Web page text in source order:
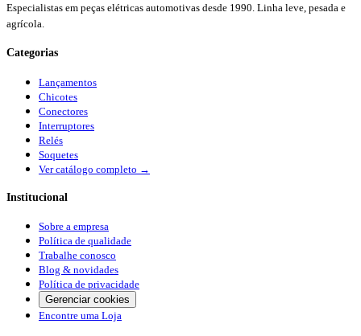
Especialistas em peças elétricas automotivas desde 1990. Linha leve, pesada e
agrícola.
Categorias
Lançamentos
Chicotes
Conectores
Interruptores
Relés
Soquetes
Ver catálogo completo →
Institucional
Sobre a empresa
Política de qualidade
Trabalhe conosco
Blog & novidades
Política de privacidade
Gerenciar cookies
Encontre uma Loja